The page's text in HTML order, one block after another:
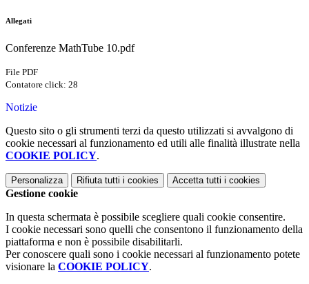
Allegati
Conferenze MathTube 10.pdf
File PDF
Contatore click: 28
Notizie
Questo sito o gli strumenti terzi da questo utilizzati si avvalgono di
cookie necessari al funzionamento ed utili alle finalità illustrate nella
COOKIE POLICY.
Personalizza Rifiuta tutti i cookies Accetta tutti i cookies
Gestione cookie
In questa schermata è possibile scegliere quali cookie consentire.
I cookie necessari sono quelli che consentono il funzionamento della
piattaforma e non è possibile disabilitarli.
Per conoscere quali sono i cookie necessari al funzionamento potete
visionare la COOKIE POLICY.